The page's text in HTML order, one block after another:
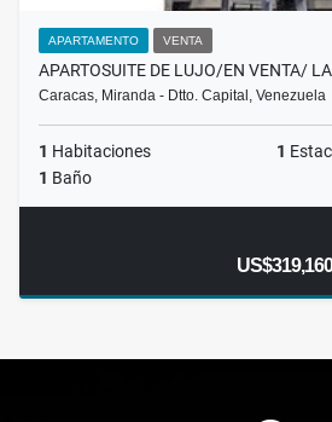
APARTAMENTO VENTA
APARTOSUITE DE LUJO/EN VENTA/
Caracas, Miranda - Dtto. Capital, Venezuela
1 Habitaciones 1
1 Baño